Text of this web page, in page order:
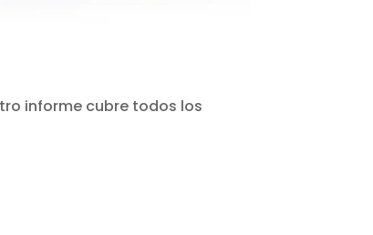
informe cubre todos los